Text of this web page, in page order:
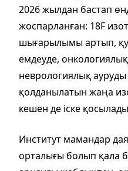
2026 жылдан бастап
жоспарланған: 18F
шығарылымы артып,
емдеуде,
неврологиялық
қолданылатын жаңа
кешен де іске
Институт мамандар
орталығы болып қала